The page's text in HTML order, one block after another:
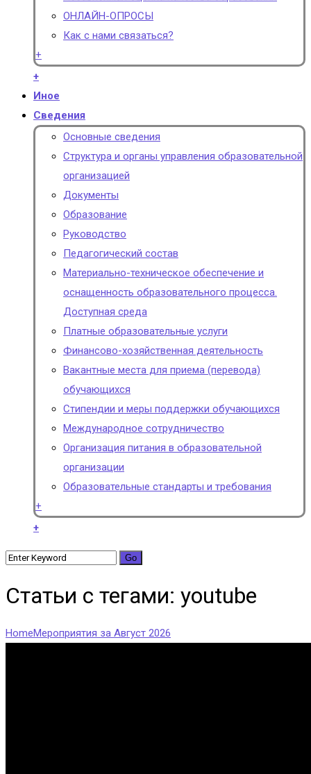
ОНЛАЙН-ОПРОСЫ
Как с нами связаться?
+
+
Иное
Сведения
Основные сведения
Структура и органы управления образовательной
организацией
Документы
Образование
Руководство
Педагогический состав
Материально-техническое обеспечение и
оснащенность образовательного процесса.
Доступная среда
Платные образовательные услуги
Финансово-хозяйственная деятельность
Вакантные места для приема (перевода)
обучающихся
Стипендии и меры поддержки обучающихся
Международное сотрудничество
Организация питания в образовательной
организации
Образовательные стандарты и требования
+
+
Статьи с тегами: youtube
HomeМероприятия за Август 2026